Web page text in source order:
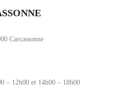
Carcassonne
– 12h00 et 14h00 – 18h00